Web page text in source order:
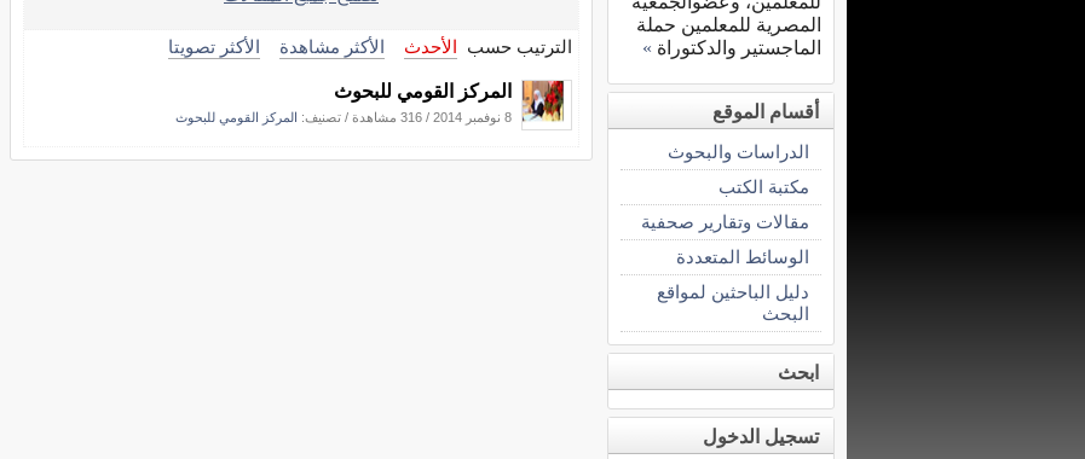
الترتيب حسب الأحدث الأكثر مشاهدة الأكثر تصويتا
المركز القومي للبحوث
8 نوفمبر 2014 / 316 مشاهدة / تصنيف: المركز القومي للبحوث
المصرية للمعلمين حملة
الماجستير والدكتوراة »
أقسام الموقع
الدراسات والبحوث
مكتبة الكتب
مقالات وتقارير صحفية
الوسائط المتعددة
دليل الباحثين لمواقع
البحث
ابحث
تسجيل الدخول